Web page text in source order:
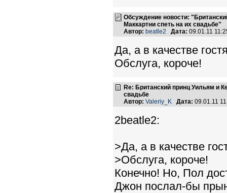
Обсуждение новости:
Маккартни спеть на их свадьбе"
Автор: beatle2 Дата: 09.01.11
Да, а в качестве
Обслуга, короче!
Re: Британский принц Уильям и
свадьбе
Автор: Valeriy_K Дата: 09.01.11
2beatle2:
>Да, а в качестве
>Обслуга, короче!
Конечно! Но, Пол
Джон послал-бы